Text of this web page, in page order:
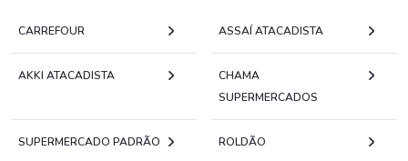
CARREFOUR ASSAÍ ATACADISTA
AKKI ATACADISTA
CHAMA
SUPERMERCADOS
SUPERMERCADO PADRÃO ROLDÃO